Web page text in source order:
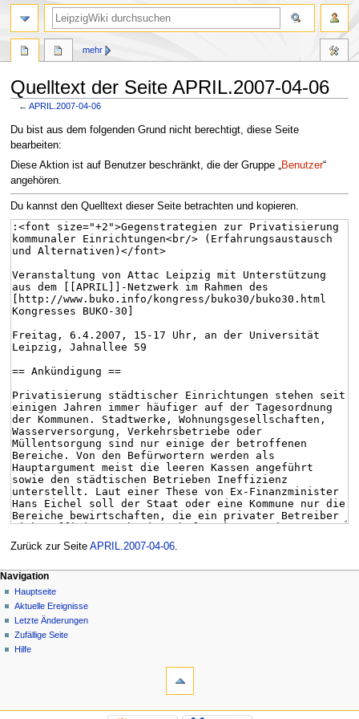
Quelltext der Seite APRIL.2007-04-06
←APRIL.2007-04-06
Zur
Navigation
springen
Zur
Suche
springen
Du bist aus dem folgenden Grund nicht berechtigt, diese Seite
bearbeiten:
Diese Aktion ist auf Benutzer beschränkt, die der Gruppe „Benutzer“
angehören.
Du kannst den Quelltext dieser Seite betrachten und kopieren.
Zurück zur Seite APRIL.2007-04-06.
mehr
Navigation
Hauptseite
Aktuelle Ereignisse
Letzte Änderungen
Zufällige Seite
Hilfe